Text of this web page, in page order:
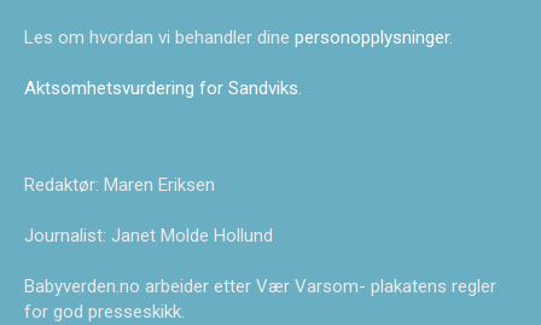
Les om hvordan vi behandler dine personopplysninger.
Aktsomhetsvurdering for Sandviks.
Redaktør: Maren Eriksen
Journalist: Janet Molde Hollund
Babyverden.no arbeider etter Vær Varsom- plakatens regler
for god presseskikk.